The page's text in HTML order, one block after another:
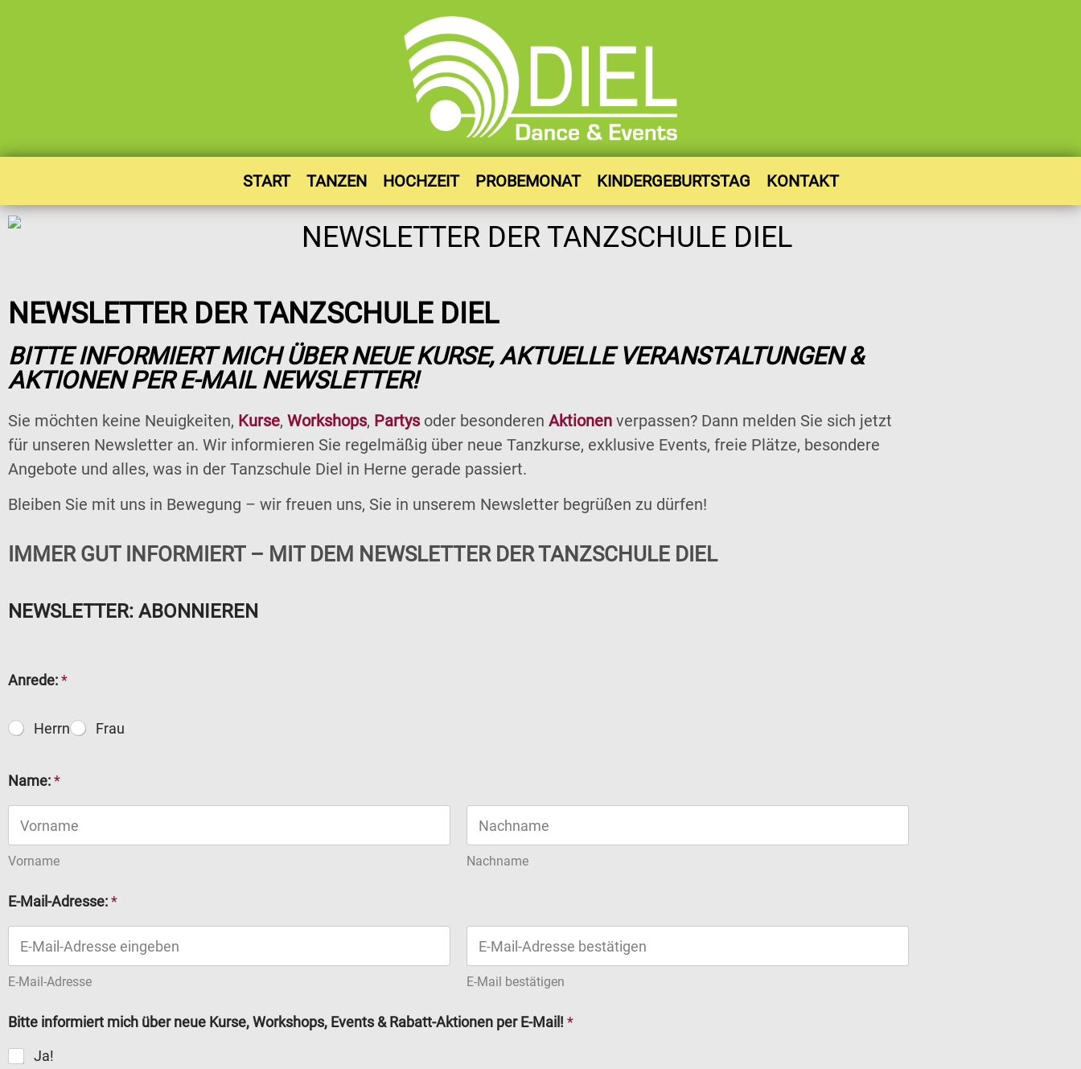
START TANZEN HOCHZEIT PROBEMONAT KINDERGEBURTSTAG KONTAKT
NEWSLETTER DER TANZSCHULE DIEL
BITTE INFORMIERT MICH ÜBER NEUE KURSE, AKTUELLE VERANSTALTUNGEN &
AKTIONEN PER E-MAIL NEWSLETTER!
Sie möchten keine Neuigkeiten, Kurse, Workshops, Partysoder besonderen Aktionen verpassen? Dann melden Sie sich jetzt
für unseren Newsletter an. Wir informieren Sie regelmäßig über neue Tanzkurse, exklusive Events, freie Plätze, besondere
Angebote und alles, was in der Tanzschule Diel in Herne gerade passiert.
Bleiben Sie mit uns in Bewegung – wir freuen uns, Sie in unserem Newsletter begrüßen zu dürfen!
IMMER GUT INFORMIERT – MIT DEM NEWSLETTER DER TANZSCHULE DIEL
NEWSLETTER: ABONNIEREN
Anrede:*
Herrn Frau
i
c
a
t
n
Name:*
Vorname Nachname
E-Mail-Adresse:*
E-Mail-Adresse E-Mail bestätigen
Bitte informiert mich über neue Kurse, Workshops, Events & Rabatt-Aktionen per E-Mail! *
Ja!